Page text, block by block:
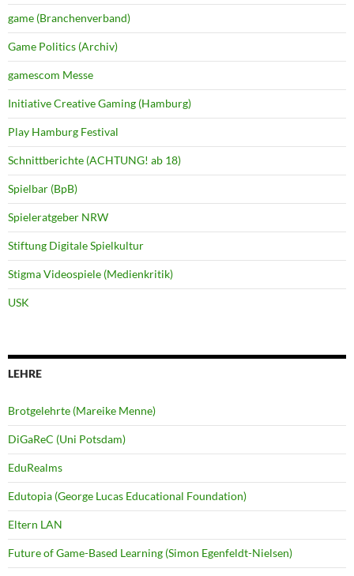
game (Branchenverband)
Game Politics (Archiv)
gamescom Messe
Initiative Creative Gaming (Hamburg)
Play Hamburg Festival
Schnittberichte (ACHTUNG! ab 18)
Spielbar (BpB)
Spieleratgeber NRW
Stiftung Digitale Spielkultur
Stigma Videospiele (Medienkritik)
USK
LEHRE
Brotgelehrte (Mareike Menne)
DiGaReC (Uni Potsdam)
EduRealms
Edutopia (George Lucas Educational Foundation)
Eltern LAN
Future of Game-Based Learning (Simon Egenfeldt-Nielsen)